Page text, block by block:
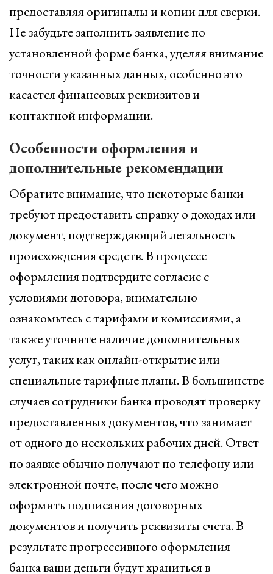
предоставляя оригиналы и копии для сверки.
Не забудьте заполнить заявление по
установленной форме банка, уделяя внимание
точности указанных данных, особенно это
касается финансовых реквизитов и
контактной информации.
Особенности оформления и
дополнительные рекомендации
Обратите внимание, что некоторые банки
требуют предоставить справку о доходах или
документ, подтверждающий легальность
происхождения средств. В процессе
оформления подтвердите согласие с
условиями договора, внимательно
ознакомьтесь с тарифами и комиссиями, а
также уточните наличие дополнительных
услуг, таких как онлайн-открытие или
специальные тарифные планы. В большинстве
случаев сотрудники банка проводят проверку
предоставленных документов, что занимает
от одного до нескольких рабочих дней. Ответ
по заявке обычно получают по телефону или
электронной почте, после чего можно
оформить подписания договорных
документов и получить реквизиты счета. В
результате прогрессивного оформления
банка ваши деньги будут храниться в